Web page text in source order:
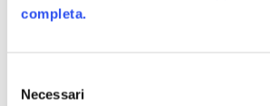
completa.
delNecessari